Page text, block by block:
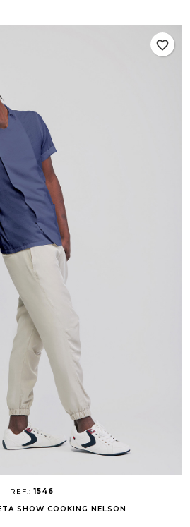
REF.:1546
SHOW COOKING NELSON
favorite_border